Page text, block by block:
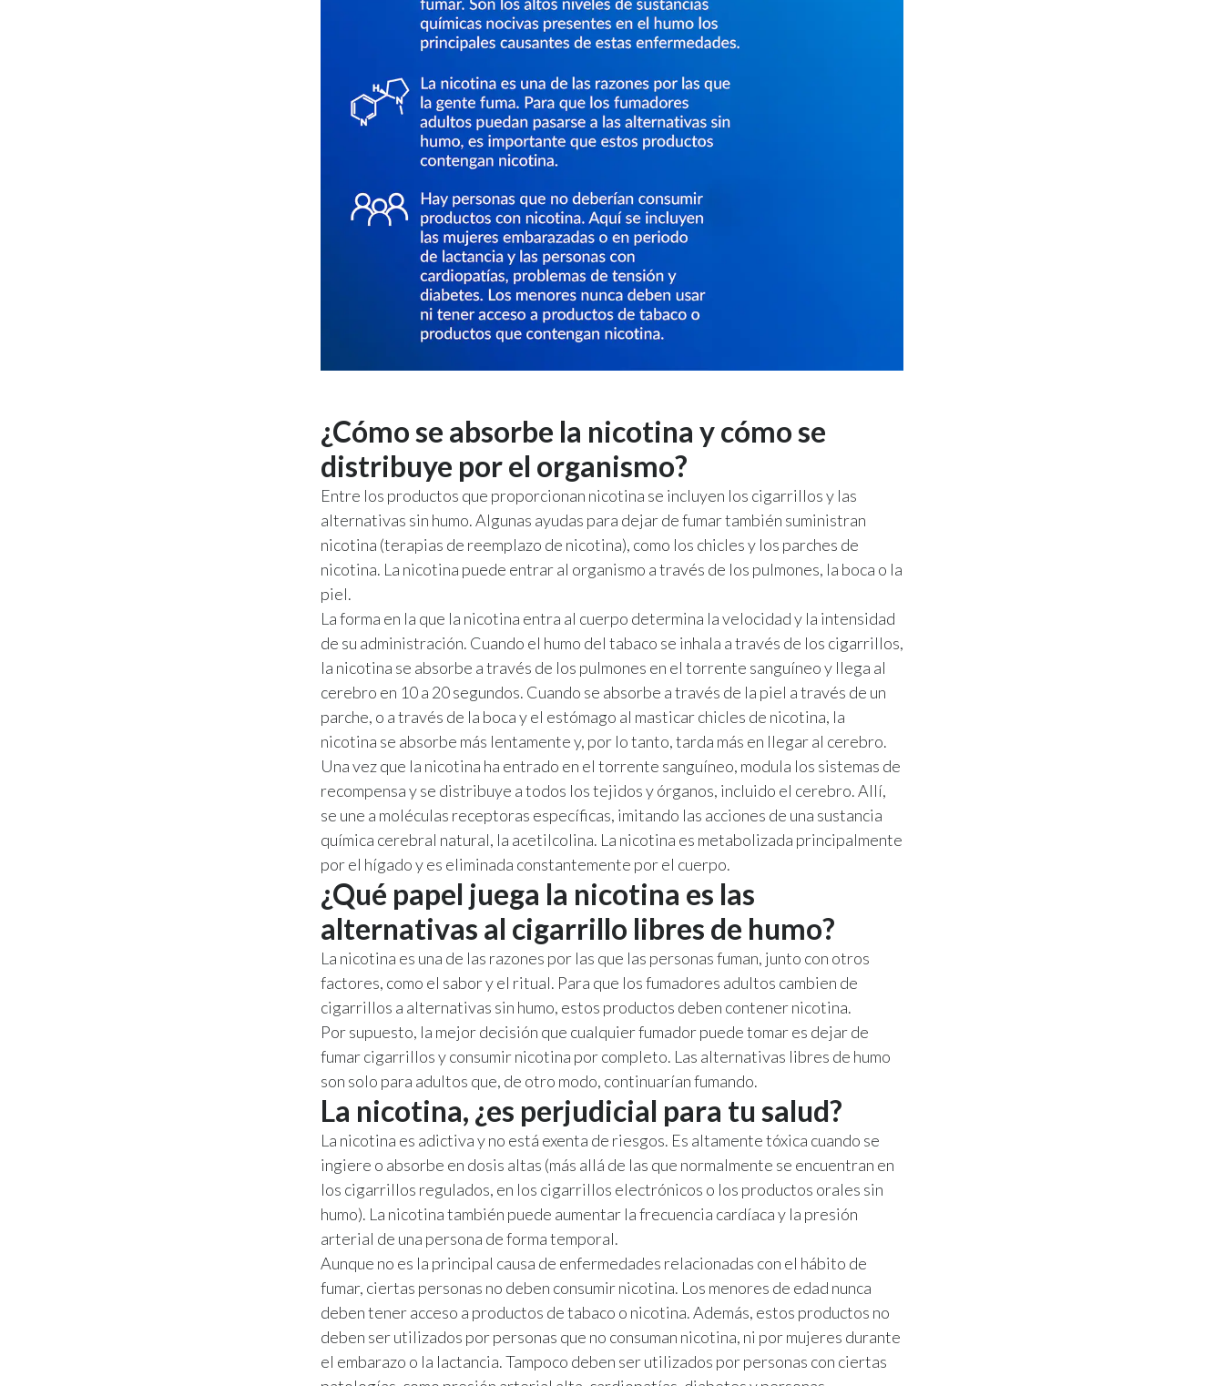
¿Cómo se absorbe la nicotina y cómo se
distribuye por el organismo?
Entre los productos que proporcionan nicotina se incluyen los cigarrillos y las
alternativas sin humo. Algunas ayudas para dejar de fumar también suministran
nicotina (terapias de reemplazo de nicotina), como los chicles y los parches de
nicotina. La nicotina puede entrar al organismo a través de los pulmones, la boca o la
piel.
La forma en la que la nicotina entra al cuerpo determina la velocidad y la intensidad
de su administración. Cuando el humo del tabaco se inhala a través de los cigarrillos,
la nicotina se absorbe a través de los pulmones en el torrente sanguíneo y llega al
cerebro en 10 a 20 segundos. Cuando se absorbe a través de la piel a través de un
parche, o a través de la boca y el estómago al masticar chicles de nicotina, la
nicotina se absorbe más lentamente y, por lo tanto, tarda más en llegar al cerebro.
Una vez que la nicotina ha entrado en el torrente sanguíneo, modula los sistemas de
recompensa y se distribuye a todos los tejidos y órganos, incluido el cerebro. Allí,
se une a moléculas receptoras específicas, imitando las acciones de una sustancia
química cerebral natural, la acetilcolina. La nicotina es metabolizada principalmente
por el hígado y es eliminada constantemente por el cuerpo.
¿Qué papel juega la nicotina es las
alternativas al cigarrillo libres de humo?
La nicotina es una de las razones por las que las personas fuman, junto con otros
factores, como el sabor y el ritual. Para que los fumadores adultos cambien de
cigarrillos a alternativas sin humo, estos productos deben contener nicotina.
Por supuesto, la mejor decisión que cualquier fumador puede tomar es dejar de
fumar cigarrillos y consumir nicotina por completo. Las alternativas libres de humo
son solo para adultos que, de otro modo, continuarían fumando.
La nicotina, ¿es perjudicial para tu salud?
La nicotina es adictiva y no está exenta de riesgos. Es altamente tóxica cuando se
ingiere o absorbe en dosis altas (más allá de las que normalmente se encuentran en
los cigarrillos regulados, en los cigarrillos electrónicos o los productos orales sin
humo). La nicotina también puede aumentar la frecuencia cardíaca y la presión
arterial de una persona de forma temporal.
Aunque no es la principal causa de enfermedades relacionadas con el hábito de
fumar, ciertas personas no deben consumir nicotina. Los menores de edad nunca
deben tener acceso a productos de tabaco o nicotina. Además, estos productos no
deben ser utilizados por personas que no consuman nicotina, ni por mujeres durante
el embarazo o la lactancia. Tampoco deben ser utilizados por personas con ciertas